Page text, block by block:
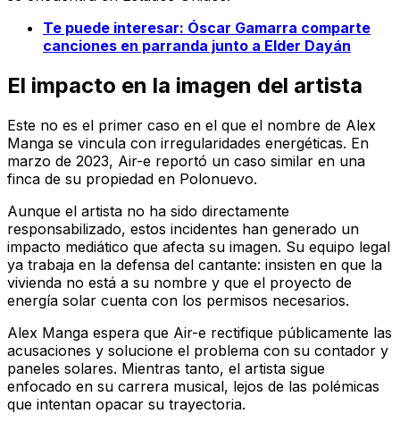
Te puede interesar: Óscar Gamarra comparte
canciones en parranda junto a Elder Dayán
El impacto en la imagen del artista
Este no es el primer caso en el que el nombre de Alex
Manga se vincula con irregularidades energéticas. En
marzo de 2023, Air-e reportó un caso similar en una
finca de su propiedad en Polonuevo.
Aunque el artista no ha sido directamente
responsabilizado, estos incidentes han generado un
impacto mediático que afecta su imagen. Su equipo legal
ya trabaja en la defensa del cantante: insisten en que la
vivienda no está a su nombre y que el proyecto de
energía solar cuenta con los permisos necesarios.
Alex Manga espera que Air-e rectifique públicamente las
acusaciones y solucione el problema con su contador y
paneles solares. Mientras tanto, el artista sigue
enfocado en su carrera musical, lejos de las polémicas
que intentan opacar su trayectoria.